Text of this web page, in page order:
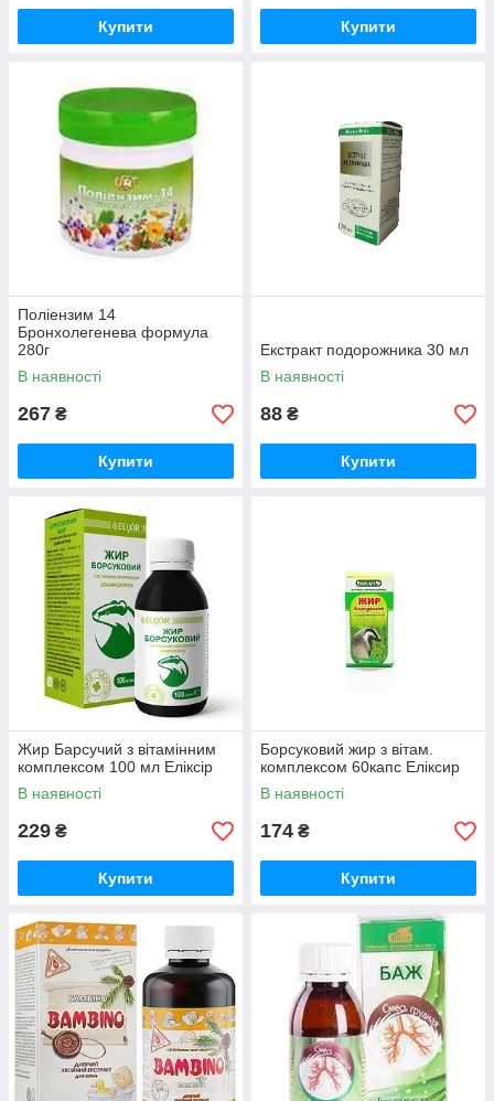
Купити Купити
Поліензим 14
Бронхолегенева формула
280г
В наявності
267 ₴
Купити
Екстракт подорожника 30 мл
В наявності
88 ₴
Купити
Жир Барсучий з вітамінним
комплексом 100 мл Еліксір
В наявності
229 ₴
Купити
Борсуковий жир з вітам.
комплексом 60капс Еліксир
В наявності
174 ₴
Купити